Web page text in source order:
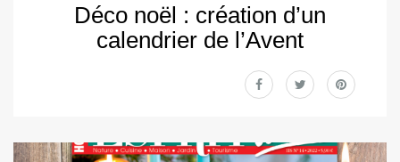
Déco noël : création d’un
calendrier de l’Avent